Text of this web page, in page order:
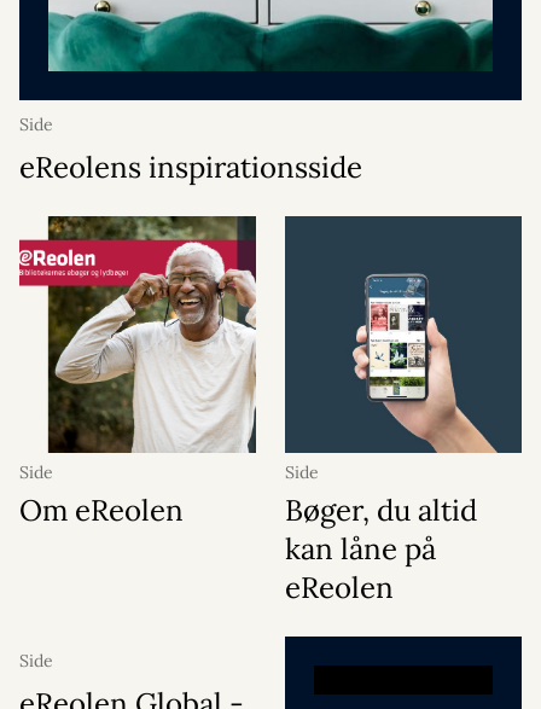
Side
eReolens inspirationsside
Side
Om eReolen
Side
Bøger, du altid
kan låne på
eReolen
Side